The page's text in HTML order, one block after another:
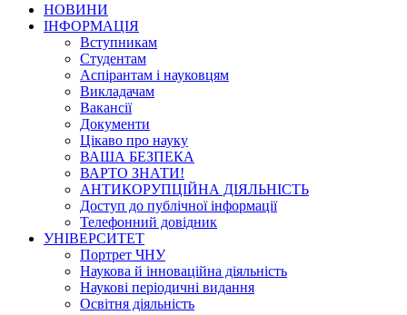
НОВИНИ
ІНФОРМАЦІЯ
Вступникам
Студентам
Аспірантам і науковцям
Викладачам
Вакансії
Документи
Цікаво про науку
ВАША БЕЗПЕКА
ВАРТО ЗНАТИ!
АНТИКОРУПЦІЙНА ДІЯЛЬНІСТЬ
Доступ до публічної інформації
Телефонний довідник
УНІВЕРСИТЕТ
Портрет ЧНУ
Наукова й інноваційна діяльність
Наукові періодичні видання
Освітня діяльність